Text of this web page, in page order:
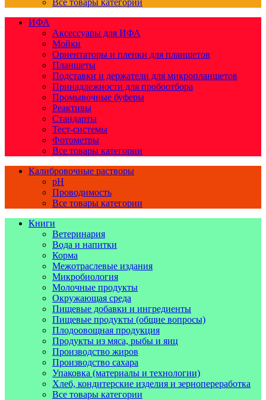
Все товары категории
ИФА
Аксессуары для ИФА
Мойки
Ориентаторы и пленки для планшетов
Планшеты
Подставки и держатели для микропланшетов
Принадлежности для пробоотбора
Промывочные буферы
Реактивы
Стандарты
Тест-системы
Фотометры
Все товары категории
Калибровочные растворы
pH
Проводимость
Все товары категории
Книги
Ветеринария
Вода и напитки
Корма
Межотраслевые издания
Микробиология
Молочные продукты
Окружающая среда
Пищевые добавки и ингредиенты
Пищевые продукты (общие вопросы)
Плодоовощная продукция
Продукты из мяса, рыбы и яиц
Производство жиров
Производство сахара
Упаковка (материалы и технологии)
Хлеб, кондитерские изделия и зернопереработка
Все товары категории